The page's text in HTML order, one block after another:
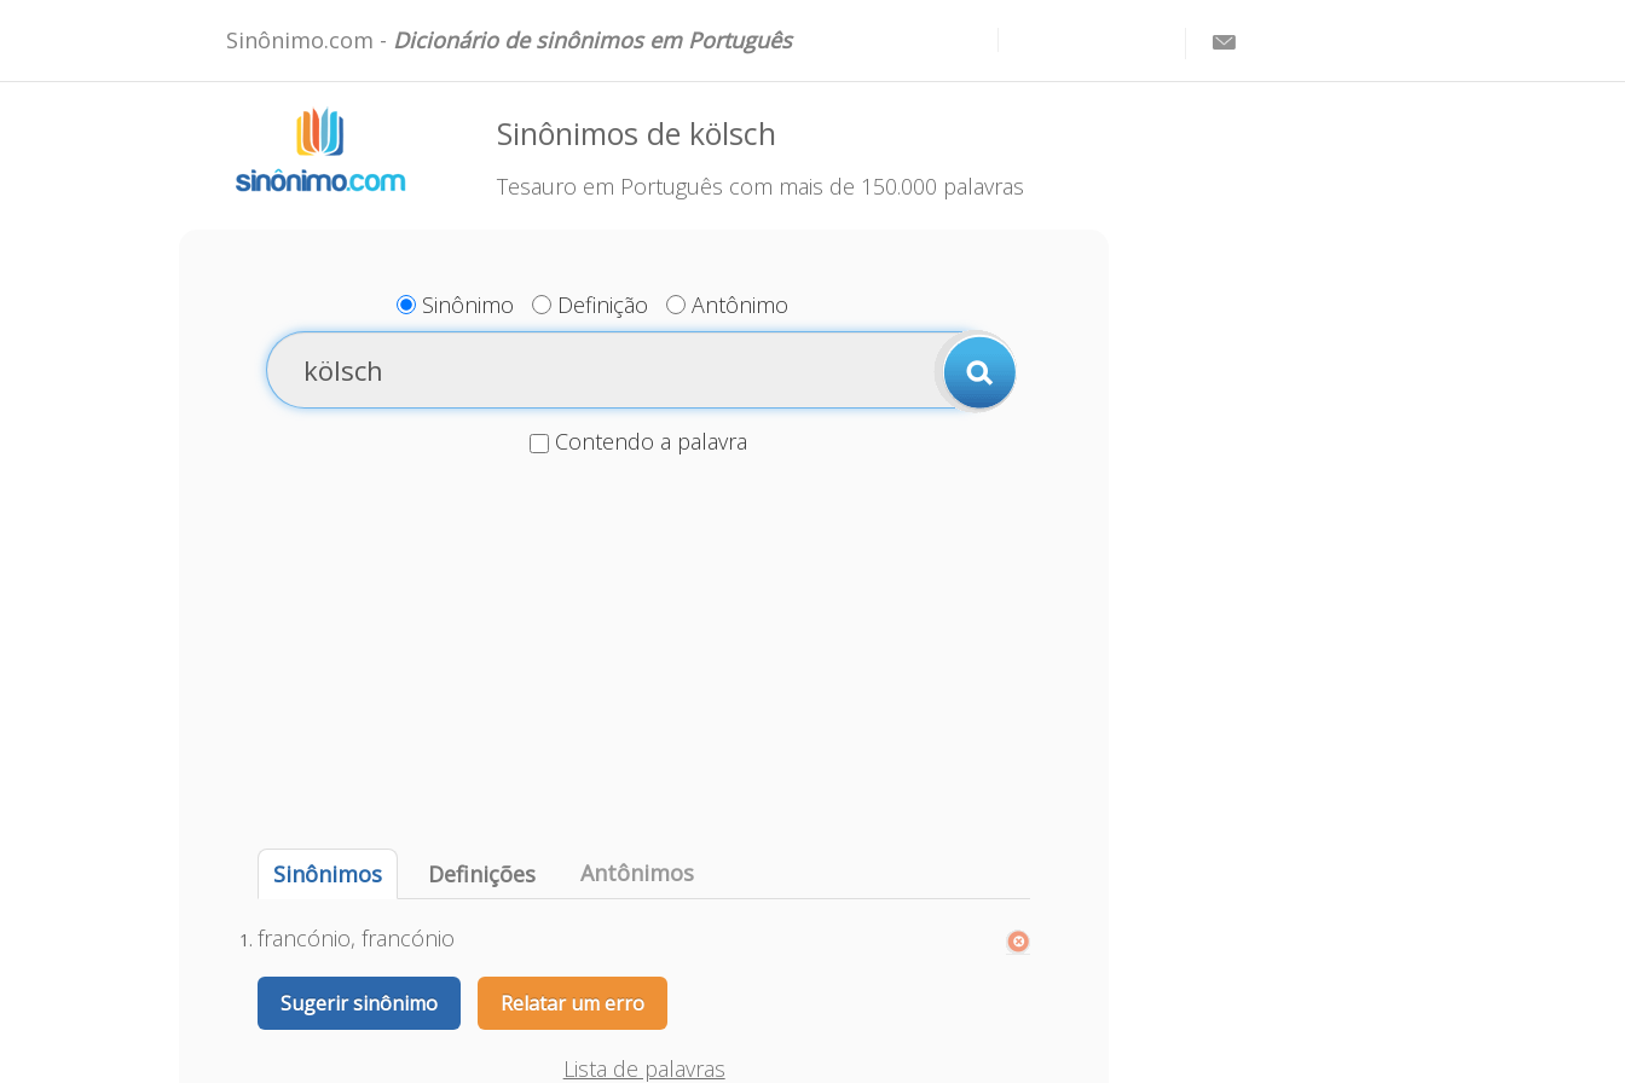
Sinônimo.com - Dicionário de sinônimos em Português
Sinônimos de kölsch
Tesauro em Português com mais de 150.000 palavras
Sinônimo Definição Antônimo
Contendo a palavra
Sinônimos Definições Antônimos
francónio, francónio
Sugerir sinônimo Relatar um erro
Lista de palavras